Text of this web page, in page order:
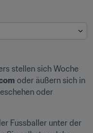
stellen sich Woche
oder äußern sich in
oder
Fussballer unter der